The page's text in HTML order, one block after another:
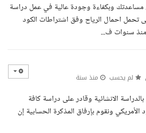
مساعدتك وبكفاءة وجودة عالية في عمل دراسة
تحمل احمال الرياح وفق اشتراطات الكود
سنوات ف...
لم يحسب منذ سنة
الانشائية وقادر على دراسة كافة
الأمريكي ونقوم بإرفاق المذكرة الحسابية إن